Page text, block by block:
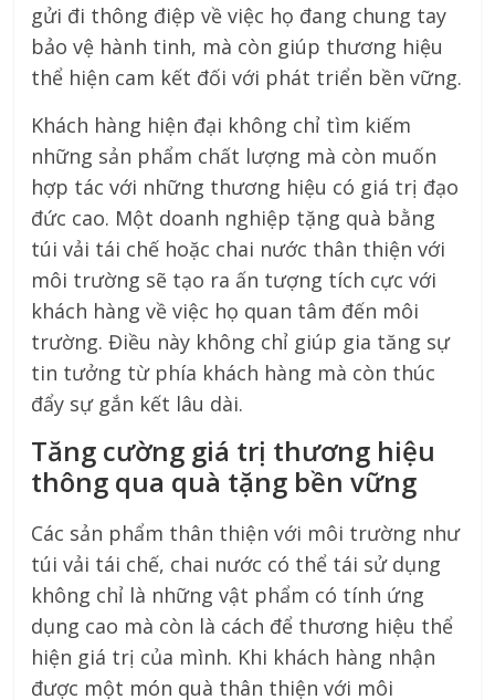
gửi đi thông điệp về việc họ đang chung tay
bảo vệ hành tinh, mà còn giúp thương hiệu
thể hiện cam kết đối với phát triển bền vững.
Khách hàng hiện đại không chỉ tìm kiếm
những sản phẩm chất lượng mà còn muốn
hợp tác với những thương hiệu có giá trị đạo
đức cao. Một doanh nghiệp tặng quà bằng
túi vải tái chế hoặc chai nước thân thiện với
môi trường sẽ tạo ra ấn tượng tích cực với
khách hàng về việc họ quan tâm đến môi
trường. Điều này không chỉ giúp gia tăng sự
tin tưởng từ phía khách hàng mà còn thúc
đẩy sự gắn kết lâu dài.
Tăng cường giá trị thương hiệu
thông qua quà tặng bền vững
Các sản phẩm thân thiện với môi trường như
túi vải tái chế, chai nước có thể tái sử dụng
không chỉ là những vật phẩm có tính ứng
dụng cao mà còn là cách để thương hiệu thể
hiện giá trị của mình. Khi khách hàng nhận
được một món quà thân thiện với môi